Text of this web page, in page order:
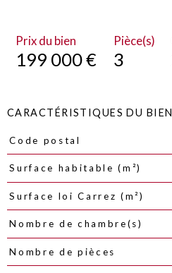
Prix du bien
199 000 €
Pièce(s)
3
CARACTÉRISTIQUES DU BIEN
Caractéristiques
Code postal
Surface habitable (m²)
Surface loi Carrez (m²)
Nombre de chambre(s)
Nombre de pièces